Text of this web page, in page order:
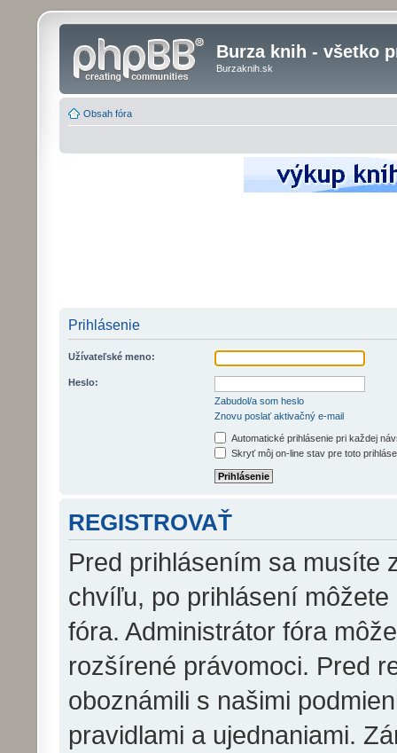
Burza knih - všetko
Burzaknih.sk
Obsah fóra
Prihlásenie
Užívateľské meno:
Heslo:
Zabudol/a som heslo
Znovu poslať aktivačný e-mail
Automatické prihlásenie pri každej
Skryť môj on-line stav pre toto
REGISTROVAŤ
Pred prihlásením sa musíte
chvíľu, po prihlásení
fóra. Administrátor fóra
rozšírené právomoci. Pred
oboznámili s našimi
pravidlami a ujednaniami.